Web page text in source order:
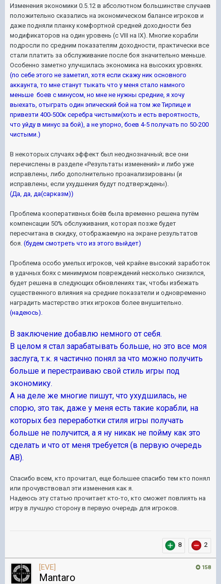
Изменения экономики 0.5.12 в абсолютном большинстве случаев
положительно сказались на экономическом балансе игроков и
даже подняли планку комфортной средней доходности без
модификаторов на один уровень (с VIII на IX). Многие корабли
подросли по средним показателям доходности, практически все
стали платить за обслуживание после боя значительно меньше.
Особенно заметно улучшилась экономика на высоких уровнях.
(по себе этого не заметил, хотя если скажу ник основного
аккаунта, то мне станут тыкать что у меня стало намного
меньше боев с минусом, но мне не нужны средние, я хочу
выехать, отыграть один эпический бой на том же Тирпице и
привезти 400-500к серебра чистыми(хоть и есть вероятность,
что уйду в минус за бой), а не упорно, боев 4-5 получать по 50-200
чистыми.)
В некоторых случаях эффект был неоднозначный; все они
перечислены в разделе «Результаты изменений» и либо уже
исправлены, либо дополнительно проанализированы (и
исправлены, если ухудшения будут подтверждены).
(Да, да, да(сарказм))
Проблема кооперативных боёв была временно решена путём
компенсации 50% обслуживания, которая позже будет
пересчитана в скидку, отображаемую на экране результатов
боя. (будем смотреть что из этого выйдет)
Проблема особо умелых игроков, чей крайне высокий заработок
в удачных боях с минимумом повреждений несколько снизился,
будет решена в следующих обновлениях так, чтобы избежать
существенного влияния на средние показатели и одновременно
наградить мастерство этих игроков более внушительно.
(надеюсь).
В заключение добавлю немного от себя.
В целом я стал зарабатывать больше, но это все моя
заслуга, т.к. я частично понял за что можно получить
больше и перестраиваю свой стиль игры под
экономику.
А на деле же многие пишут, что ухудшилась, не
спорю, это так, даже у меня есть такие корабли, на
которых без переработки стиля игры получать
больше не получится, а я ну никак не пойму как это
сделать и что от меня требуется (в первую очередь
АВ).
Спасибо всем, кто прочитал, еще большее спасибо тем кто понял
или прочувствовал эти изменения как я.
Надеюсь эту статью прочитает кто-то, кто сможет повлиять на
игру в лучшую сторону в первую очередь для игроков.
8 2
158
[EVE]
Mantaro